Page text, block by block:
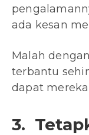
ada kesan
Malah
terbantu
dapat
3.